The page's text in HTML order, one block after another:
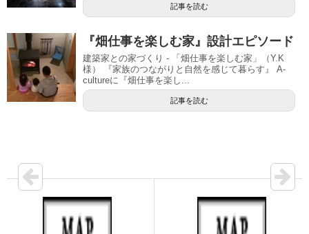
記事を読む
『畑仕事を楽しむ家』設計エピソード
建築家との家づくり - 「畑仕事を楽しむ家」（Y.K
様） 『家族のつながりと自然を感じて暮らす』 A-
cultureに『畑仕事を楽し...
記事を読む